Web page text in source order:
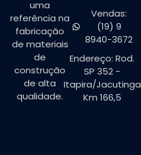
uma
referência na
fabricação
de materiais
de
construção
de alta
qualidade.
Vendas:
(19) 9
8940-3672
Endereço: Rod.
SP 352 -
Itapira/Jacutinga
Km 166,5